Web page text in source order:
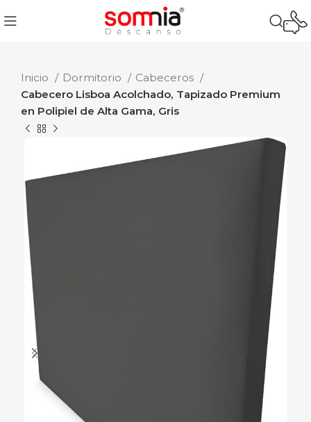
Inicio Dormitorio
Cabeceros
Cabecero Lisboa Acolchado, Tapizado Premium
en Polipiel de Alta Gama, Gris